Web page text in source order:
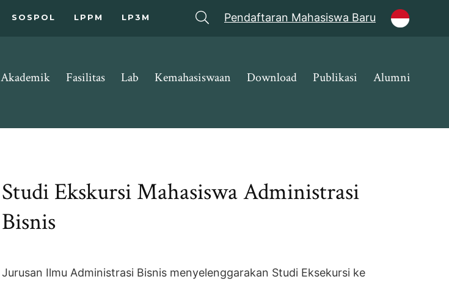
SOSPOL LPPM LP3M Pendaftaran Mahasiswa Baru
Akademik Fasilitas Lab Kemahasiswaan Download Publikasi Alumni
Studi Ekskursi Mahasiswa Administrasi
Bisnis
Jurusan Ilmu Administrasi Bisnis menyelenggarakan Studi Eksekursi ke